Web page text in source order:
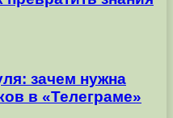
зачем нужна
в «Телеграме»